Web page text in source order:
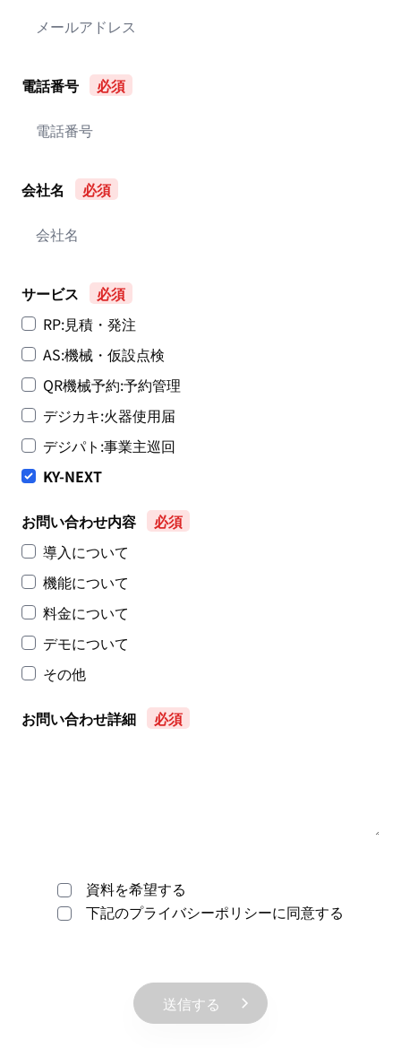
電話番号
会社名
サービス
RP:見積・発注
AS:機械・仮設点検
QR機械予約:予約管理
デジカキ:火器使用届
デジパト:事業主巡回
KY-NEXT
お問い合わせ内容
導入について
機能について
料金について
デモについて
その他
お問い合わせ詳細
資料を希望する
下記のプライバシーポリシーに同意する
送信する